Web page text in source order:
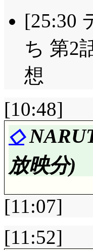
[25:30
ち 第2
想
[10:48]
◇
放映分)
[11:07]
[11:52]